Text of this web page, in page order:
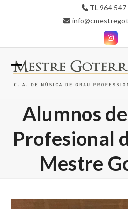
Tl. 964 547
Open
menu
Close
menu
Alumnos
Profesional
Mestre